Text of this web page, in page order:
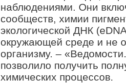
наблюдениями. Они
сообществ, химии
экологической ДНК
окружающей среде и не
организму. –
позволило получить
химических процессов.